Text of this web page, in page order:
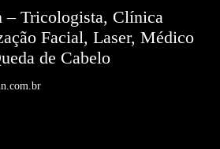
– Tricologista, Clínica
Facial, Laser, Médico
de Cabelo